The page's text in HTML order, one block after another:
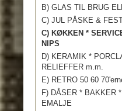
B) GLAS TIL BRUG
C) JUL PÅSKE &
C) KØKKEN *
NIPS
D) KERAMIK *
RELIEFFER m.m.
E) RETRO 50 60
F) DÅSER * BAKKER
EMALJE